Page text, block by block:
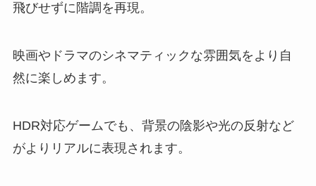
飛びせずに階調を再現。
映画やドラマのシネマティックな雰囲気をより自
然に楽しめます。
HDR対応ゲームでも、背景の陰影や光の反射など
がよりリアルに表現されます。